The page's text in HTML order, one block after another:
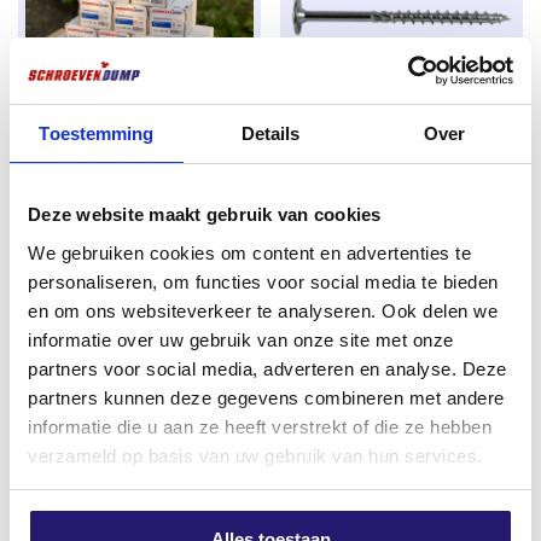
Toestemming Details Over
Deze website maakt gebruik van cookies
We gebruiken cookies om content en advertenties te
personaliseren, om functies voor social media te bieden
en om ons websiteverkeer te analyseren. Ook delen we
informatie over uw gebruik van onze site met onze
partners voor social media, adverteren en analyse. Deze
partners kunnen deze gegevens combineren met andere
informatie die u aan ze heeft verstrekt of die ze hebben
verzameld op basis van uw gebruik van hun services.
De vier diepe spiraalgroeven in de boor zijn perfect
afgestemd op de geometrie van de boorkop. Dit zorgt
voor eensnelle afvoer van boormeel, minimale
slijtage en dehoogste boorsnelheid
in zijn klasse.
geschikt voor gangbare boorhamers, en beschikt over
het
PGM-keurmerk
, wat garant staat voor
maatnauwkeurigheid en veiligheid bij
bevestigingsmiddelen.
Belangrijkste kenmerken:
4-snijder ontwerp
voor precieze, ronde
180° geplaatste snijkantenvoor maximale
krachtoverbrenging
Actie schroevenpakket Groot
€119,88Oorspronkelijke
prijs
was:
€ 119,88.
€98,50Huidige
prijs
is:
€ 98,50.
excl. BTW:€81,40
Niet op voorraad
Tellerkopschroeven 8,0 x 140
€13,95
excl. BTW:€11,53
Op voorraad